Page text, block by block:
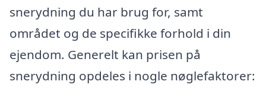
snerydning du har brug for, samt
området og de specifikke forhold i din
ejendom. Generelt kan prisen på
snerydning opdeles i nogle nøglefaktorer: